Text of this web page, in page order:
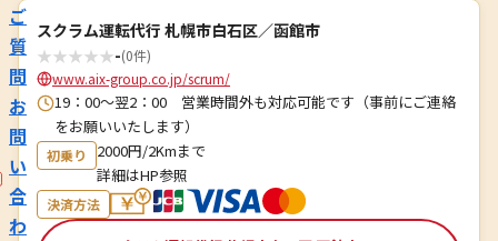
ご
質
問
お
問
い
合
わ
スクラム運転代行 札幌市白石区／函館市
★★★★★-(0件)
www.aix-group.co.jp/scrum/
19：00～翌2：00 営業時間外も対応可能です（事前にご連絡
をお願いいたします）
初乗り
2000円/2Kmまで
詳細はHP参照
決済方法